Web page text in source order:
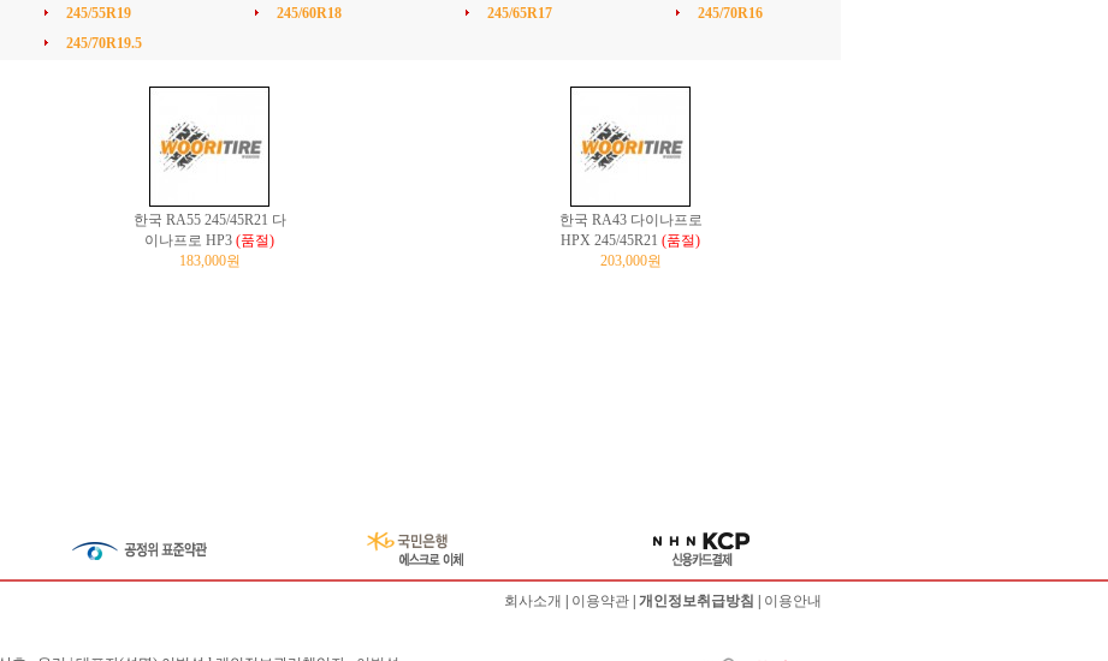
245/55R19
245/60R18 245/65R17
245/70R16
245/70R19.5
한국 RA55 245/45R21 다
이나프로 HP3 (품절)
183,000원
한국 RA43 다이나프로
HPX 245/45R21 (품절)
203,000원
회사소개 이용약관 개인정보취급방침 이용안내